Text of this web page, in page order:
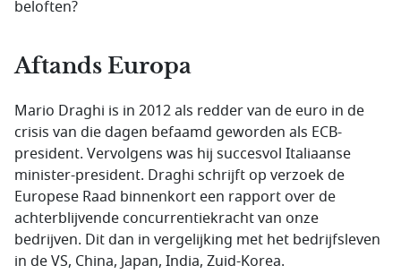
beloften?
Aftands Europa
Mario Draghi is in 2012 als redder van de euro in de
crisis van die dagen befaamd geworden als ECB-
president. Vervolgens was hij succesvol Italiaanse
minister-president. Draghi schrijft op verzoek de
Europese Raad binnenkort een rapport over de
achterblijvende concurrentiekracht van onze
bedrijven. Dit dan in vergelijking met het bedrijfsleven
in de VS, China, Japan, India, Zuid-Korea.